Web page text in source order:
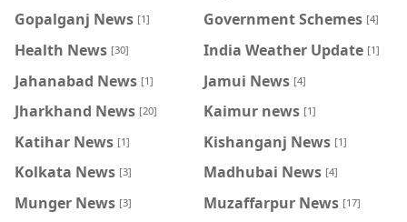
Gopalganj News [1] Government Schemes [4]
Health News [30] India Weather Update [1]
Jahanabad News [1] Jamui News [4]
Jharkhand News [20] Kaimur news [1]
Katihar News [1] Kishanganj News [1]
Kolkata News [3] Madhubai News [4]
Munger News [3] Muzaffarpur News [17]